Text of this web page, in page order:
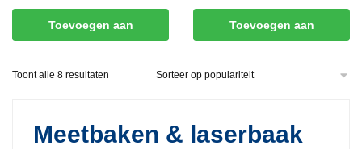
Toevoegen aan Toevoegen aan
Toont alle 8 resultaten Gesorteerd
Meetbaken & laserbaak